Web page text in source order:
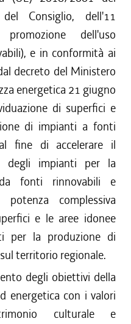
Consiglio, dell'11
dell'uso
e in conformità ai
decreto del Ministero
energetica 21 giugno
di superfici e
di impianti a fonti
fine di accelerare il
degli impianti per la
fonti rinnovabili e
complessiva
e le aree idonee
per la produzione di
territorio regionale.
degli obiettivi della
energetica con i valori
culturale e